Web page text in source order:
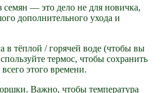
— это дело не для новичка,
дополнительного ухода и
в тёплой / горячей воде (чтобы вы
термос, чтобы сохранить
этого времени.
Важно, чтобы температура